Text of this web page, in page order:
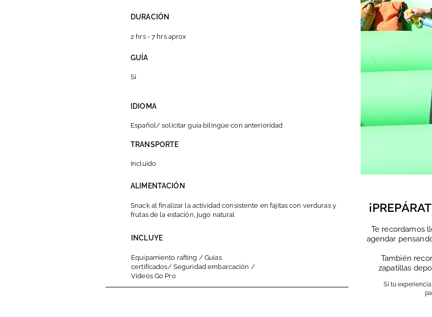
DURACIÓN
2 hrs - 7 hrs aprox
GUÍA
Sí
IDIOMA
Español/ solicitar guía bilingüe con anterioridad
TRANSPORTE
Incluido
ALIMENTACIÓN
Snack al finalizar la actividad consistente en fajitas con verduras y
frutas de la estación, jugo natural
INCLUYE
Equipamiento rafting / Guías
certificados/ Seguridad embarcación /
Videos Go Pro
Te recordamos
agendar
También
zapatillas
Si tu